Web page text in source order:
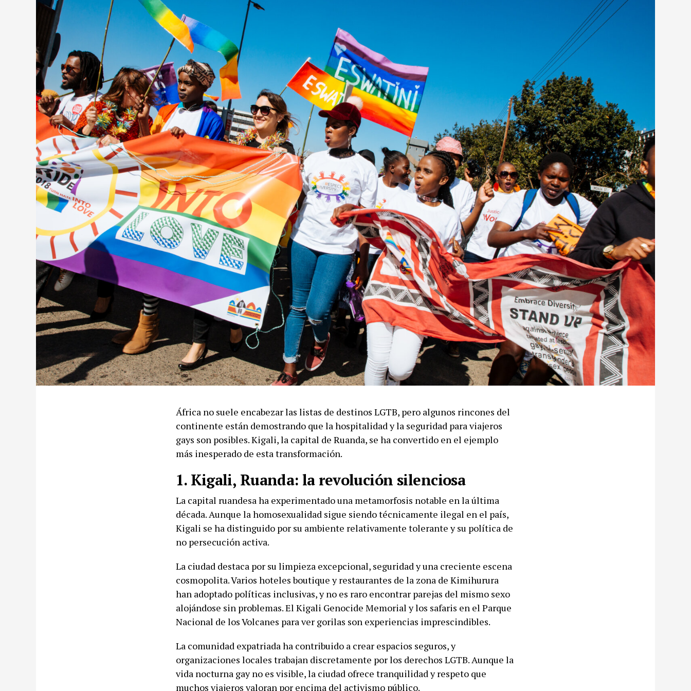
África no suele encabezar las listas de destinos LGTB, pero algunos rincones del
continente están demostrando que la hospitalidad y la seguridad para viajeros
gays son posibles. Kigali, la capital de Ruanda, se ha convertido en el ejemplo
más inesperado de esta transformación.
1. Kigali, Ruanda: la revolución silenciosa
La capital ruandesa ha experimentado una metamorfosis notable en la última
década. Aunque la homosexualidad sigue siendo técnicamente ilegal en el país,
Kigali se ha distinguido por su ambiente relativamente tolerante y su política de
no persecución activa.
La ciudad destaca por su limpieza excepcional, seguridad y una creciente escena
cosmopolita. Varios hoteles boutique y restaurantes de la zona de Kimihurura
han adoptado políticas inclusivas, y no es raro encontrar parejas del mismo sexo
alojándose sin problemas. El Kigali Genocide Memorial y los safaris en el Parque
Nacional de los Volcanes para ver gorilas son experiencias imprescindibles.
La comunidad expatriada ha contribuido a crear espacios seguros, y
organizaciones locales trabajan discretamente por los derechos LGTB. Aunque la
vida nocturna gay no es visible, la ciudad ofrece tranquilidad y respeto que
muchos viajeros valoran por encima del activismo público.